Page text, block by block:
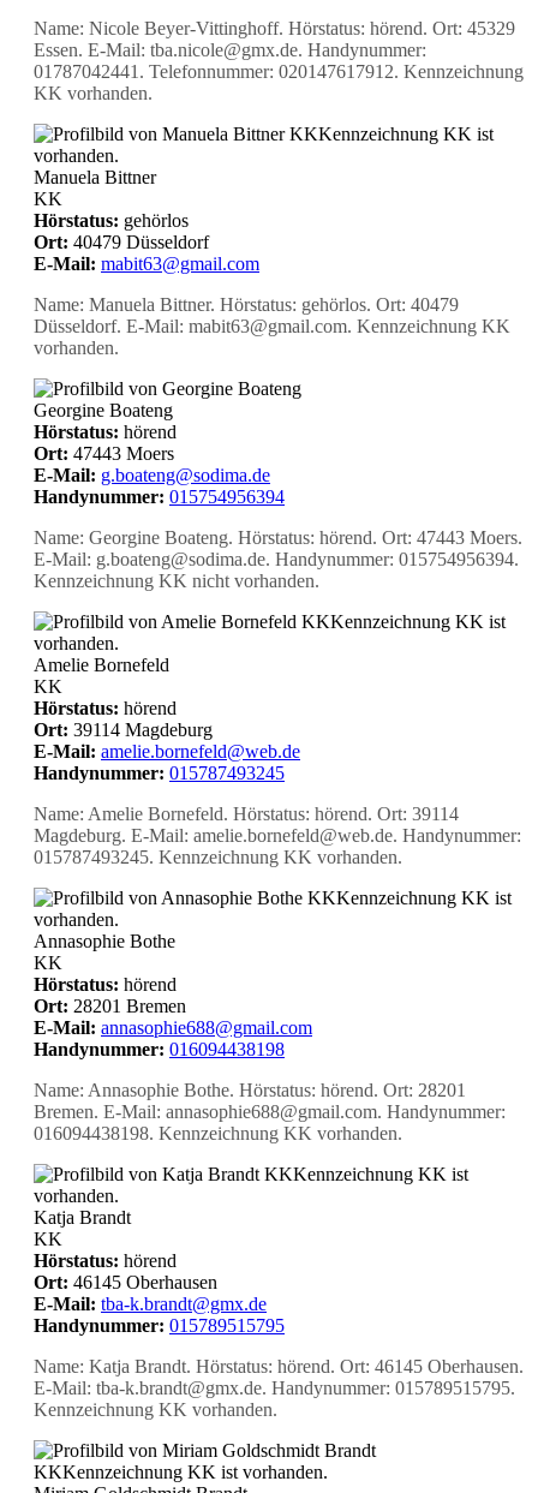
Name: Nicole Beyer-Vittinghoff. Hörstatus: hörend. Ort: 45329
Essen. E-Mail: tba.nicole@gmx.de. Handynummer:
01787042441. Telefonnummer: 020147617912. Kennzeichnung
KK vorhanden.
KKKennzeichnung KK ist
vorhanden.
Manuela Bittner
KK
Hörstatus: gehörlos
Ort: 40479 Düsseldorf
E-Mail: mabit63@gmail.com
Name: Manuela Bittner. Hörstatus: gehörlos. Ort: 40479
Düsseldorf. E-Mail: mabit63@gmail.com. Kennzeichnung KK
vorhanden.
Georgine Boateng
Hörstatus: hörend
Ort: 47443 Moers
E-Mail: g.boateng@sodima.de
Handynummer: 015754956394
Name: Georgine Boateng. Hörstatus: hörend. Ort: 47443 Moers.
E-Mail: g.boateng@sodima.de. Handynummer: 015754956394.
Kennzeichnung KK nicht vorhanden.
KKKennzeichnung KK ist
vorhanden.
Amelie Bornefeld
KK
Hörstatus: hörend
Ort: 39114 Magdeburg
E-Mail: amelie.bornefeld@web.de
Handynummer: 015787493245
Name: Amelie Bornefeld. Hörstatus: hörend. Ort: 39114
Magdeburg. E-Mail: amelie.bornefeld@web.de. Handynummer:
015787493245. Kennzeichnung KK vorhanden.
KKKennzeichnung KK ist
vorhanden.
Annasophie Bothe
KK
Hörstatus: hörend
Ort: 28201 Bremen
E-Mail: annasophie688@gmail.com
Handynummer: 016094438198
Name: Annasophie Bothe. Hörstatus: hörend. Ort: 28201
Bremen. E-Mail: annasophie688@gmail.com. Handynummer:
016094438198. Kennzeichnung KK vorhanden.
KKKennzeichnung KK ist
vorhanden.
Katja Brandt
KK
Hörstatus: hörend
Ort: 46145 Oberhausen
E-Mail: tba-k.brandt@gmx.de
Handynummer: 015789515795
Name: Katja Brandt. Hörstatus: hörend. Ort: 46145 Oberhausen.
E-Mail: tba-k.brandt@gmx.de. Handynummer: 015789515795.
Kennzeichnung KK vorhanden.
KKKennzeichnung KK ist vorhanden.